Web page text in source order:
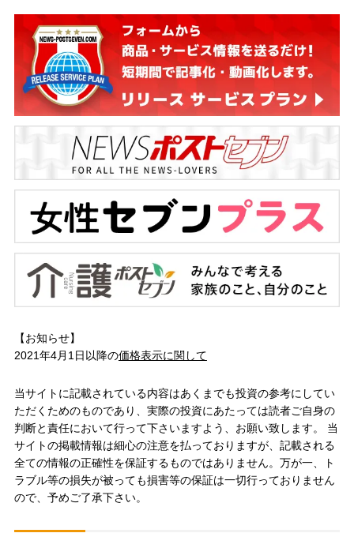
【お知らせ】
2021年4月1日以降の価格表示に関して
当サイトに記載されている内容はあくまでも投資の参考にしてい
ただくためのものであり、実際の投資にあたっては読者ご自身の
判断と責任において行って下さいますよう、お願い致します。 当
サイトの掲載情報は細心の注意を払っておりますが、記載される
全ての情報の正確性を保証するものではありません。万が一、ト
ラブル等の損失が被っても損害等の保証は一切行っておりません
ので、予めご了承下さい。